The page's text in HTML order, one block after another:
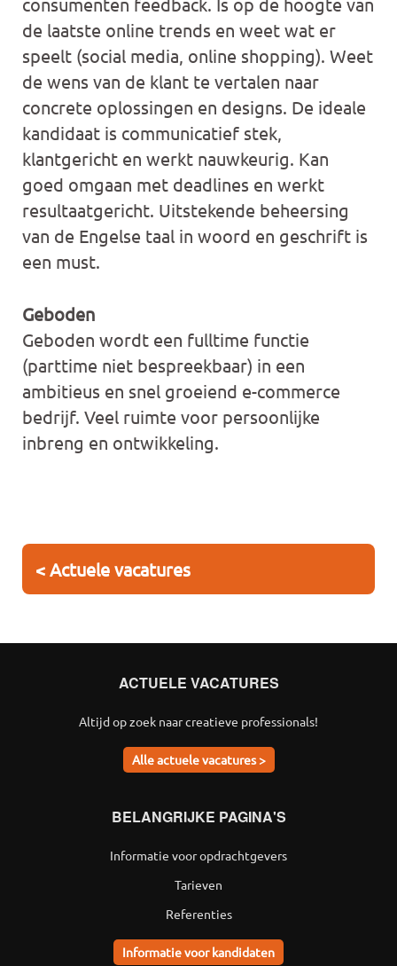
de laatste online trends en weet wat er
speelt (social media, online shopping). Weet
de wens van de klant te vertalen naar
concrete oplossingen en designs. De ideale
kandidaat is communicatief stek,
klantgericht en werkt nauwkeurig. Kan
goed omgaan met deadlines en werkt
resultaatgericht. Uitstekende beheersing
van de Engelse taal in woord en geschrift is
een must.
Geboden
Geboden wordt een fulltime functie
(parttime niet bespreekbaar) in een
ambitieus en snel groeiend e-commerce
bedrijf. Veel ruimte voor persoonlijke
inbreng en ontwikkeling.
< Actuele vacatures
ACTUELE VACATURES
Altijd op zoek naar creatieve professionals!
Alle actuele vacatures >
BELANGRIJKE PAGINA'S
Informatie voor opdrachtgevers
Tarieven
Referenties
Informatie voor kandidaten